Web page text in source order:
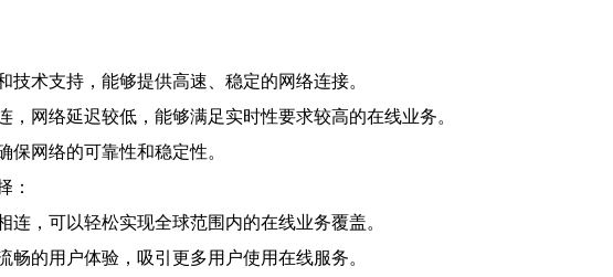
术支持，能够提供高速、稳定的网络连接。
网络延迟较低，能够满足实时性要求较高的在线业务。
网络的可靠性和稳定性。
：
，可以轻松实现全球范围内的在线业务覆盖。
的用户体验，吸引更多用户使用在线服务。